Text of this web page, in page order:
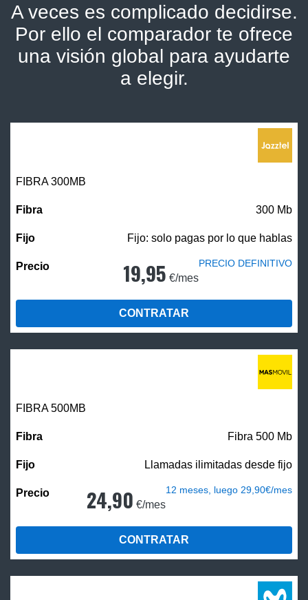
A veces es complicado decidirse.
Por ello el comparador te ofrece
una visión global para ayudarte
a elegir.
FIBRA 300MB
300 Mb
Fijo: solo pagas por lo que hablas
19,95 €/mes
PRECIO DEFINITIVO
CONTRATAR
FIBRA500MB
Fibra 500 Mb
Llamadas ilimitadas desde fijo
24,90 €/mes
12 meses, luego 29,90€/mes
CONTRATAR